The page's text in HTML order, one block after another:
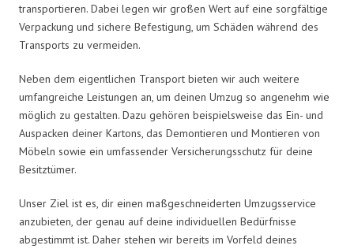
transportieren. Dabei legen wir großen Wert auf eine sorgfältige
Verpackung und sichere Befestigung, um Schäden während des
Transports zu vermeiden.
Neben dem eigentlichen Transport bieten wir auch weitere
umfangreiche Leistungen an, um deinen Umzug so angenehm wie
möglich zu gestalten. Dazu gehören beispielsweise das Ein- und
Auspacken deiner Kartons, das Demontieren und Montieren von
Möbeln sowie ein umfassender Versicherungsschutz für deine
Besitztümer.
Unser Ziel ist es, dir einen maßgeschneiderten Umzugsservice
anzubieten, der genau auf deine individuellen Bedürfnisse
abgestimmt ist. Daher stehen wir bereits im Vorfeld deines